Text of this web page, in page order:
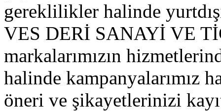
gereklilikler halinde
VES DERİ SANAYİ VE
markalarımızın
halinde kampanyalarımız
öneri ve şikayetlerinizi